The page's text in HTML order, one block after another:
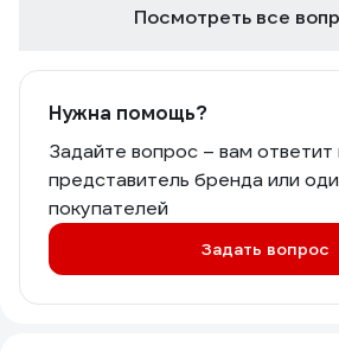
Посмотреть все
Нужна помощь?
Задайте вопрос – вам ответит
представитель бренда или
покупателей
Задать вопрос